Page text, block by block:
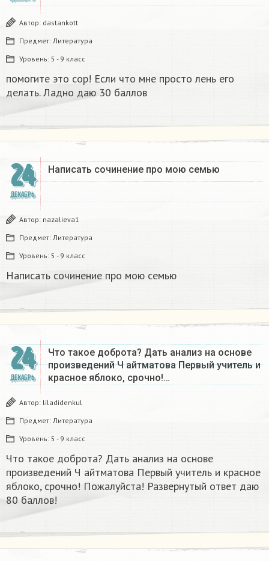
Автор: dastankott
Предмет: Литература
Уровень: 5 - 9 класс
помогите это сор! Если что мне просто лень его
делать. Ладно даю 30 баллов​
24
ДЕКАБРЬ
Написать сочинение про мою семью ​
Автор: nazalieva1
Предмет: Литература
Уровень: 5 - 9 класс
Написать сочинение про мою семью ​
24
ДЕКАБРЬ
Что такое доброта? Дать анализ на основе
произведений Ч айтматова Первый учитель и
красное яблоко, срочно!…
Автор: liladidenkul
Предмет: Литература
Уровень: 5 - 9 класс
Что такое доброта? Дать анализ на основе
произведений Ч айтматова Первый учитель и красное
яблоко, срочно! Пожалуйста! Развернутый ответ даю
80 баллов!